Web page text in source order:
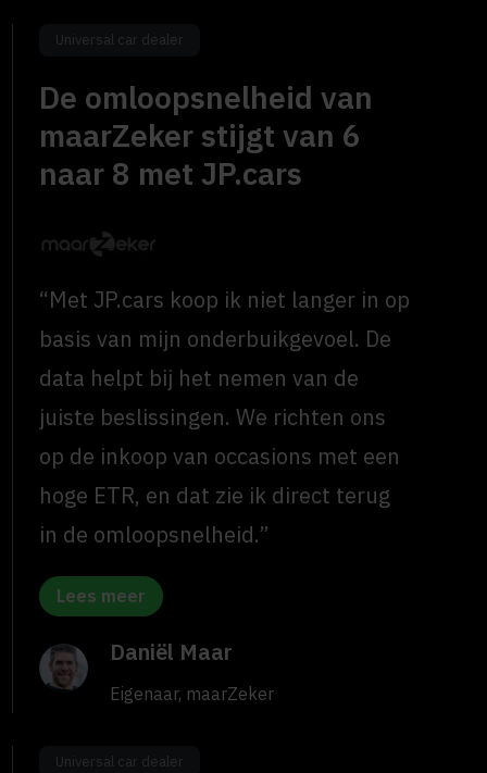
Universal car dealer
De omloopsnelheid van
maarZeker stijgt van 6
naar 8 met JP.cars
“Met JP.cars koop ik niet langer in op
basis van mijn onderbuikgevoel. De
data helpt bij het nemen van de
juiste beslissingen. We richten ons
op de inkoop van occasions met een
hoge ETR, en dat zie ik direct terug
in de omloopsnelheid.”
Lees meer
Daniël Maar
Eigenaar, maarZeker
Universal car dealer